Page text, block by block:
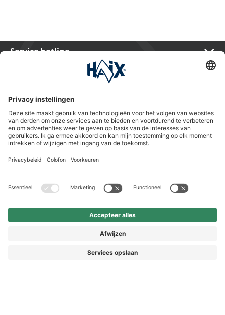
winkelmandje
Service hotline
HAIX Group
Shop Service
Nieuwsbrief
Volg ons
Vorkasse
© 2026 HAIX GROUP